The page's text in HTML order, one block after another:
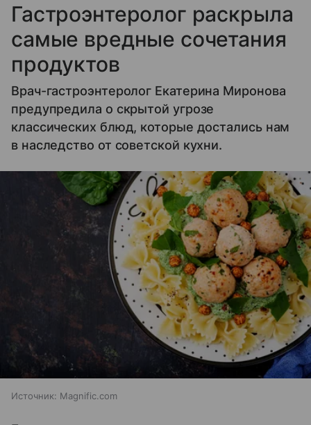
Гастроэнтеролог раскрыла
самые вредные сочетания
продуктов
Врач-гастроэнтеролог Екатерина Миронова
предупредила о скрытой угрозе
классических блюд, которые достались нам
в наследство от советской кухни.
Источник: Magnific.com